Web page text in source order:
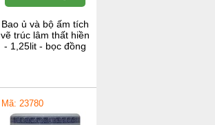
Bao ủ và bộ ấm tích
vẽ trúc lâm thất hiền
- 1,25lit - bọc đồng
Mã: 23780